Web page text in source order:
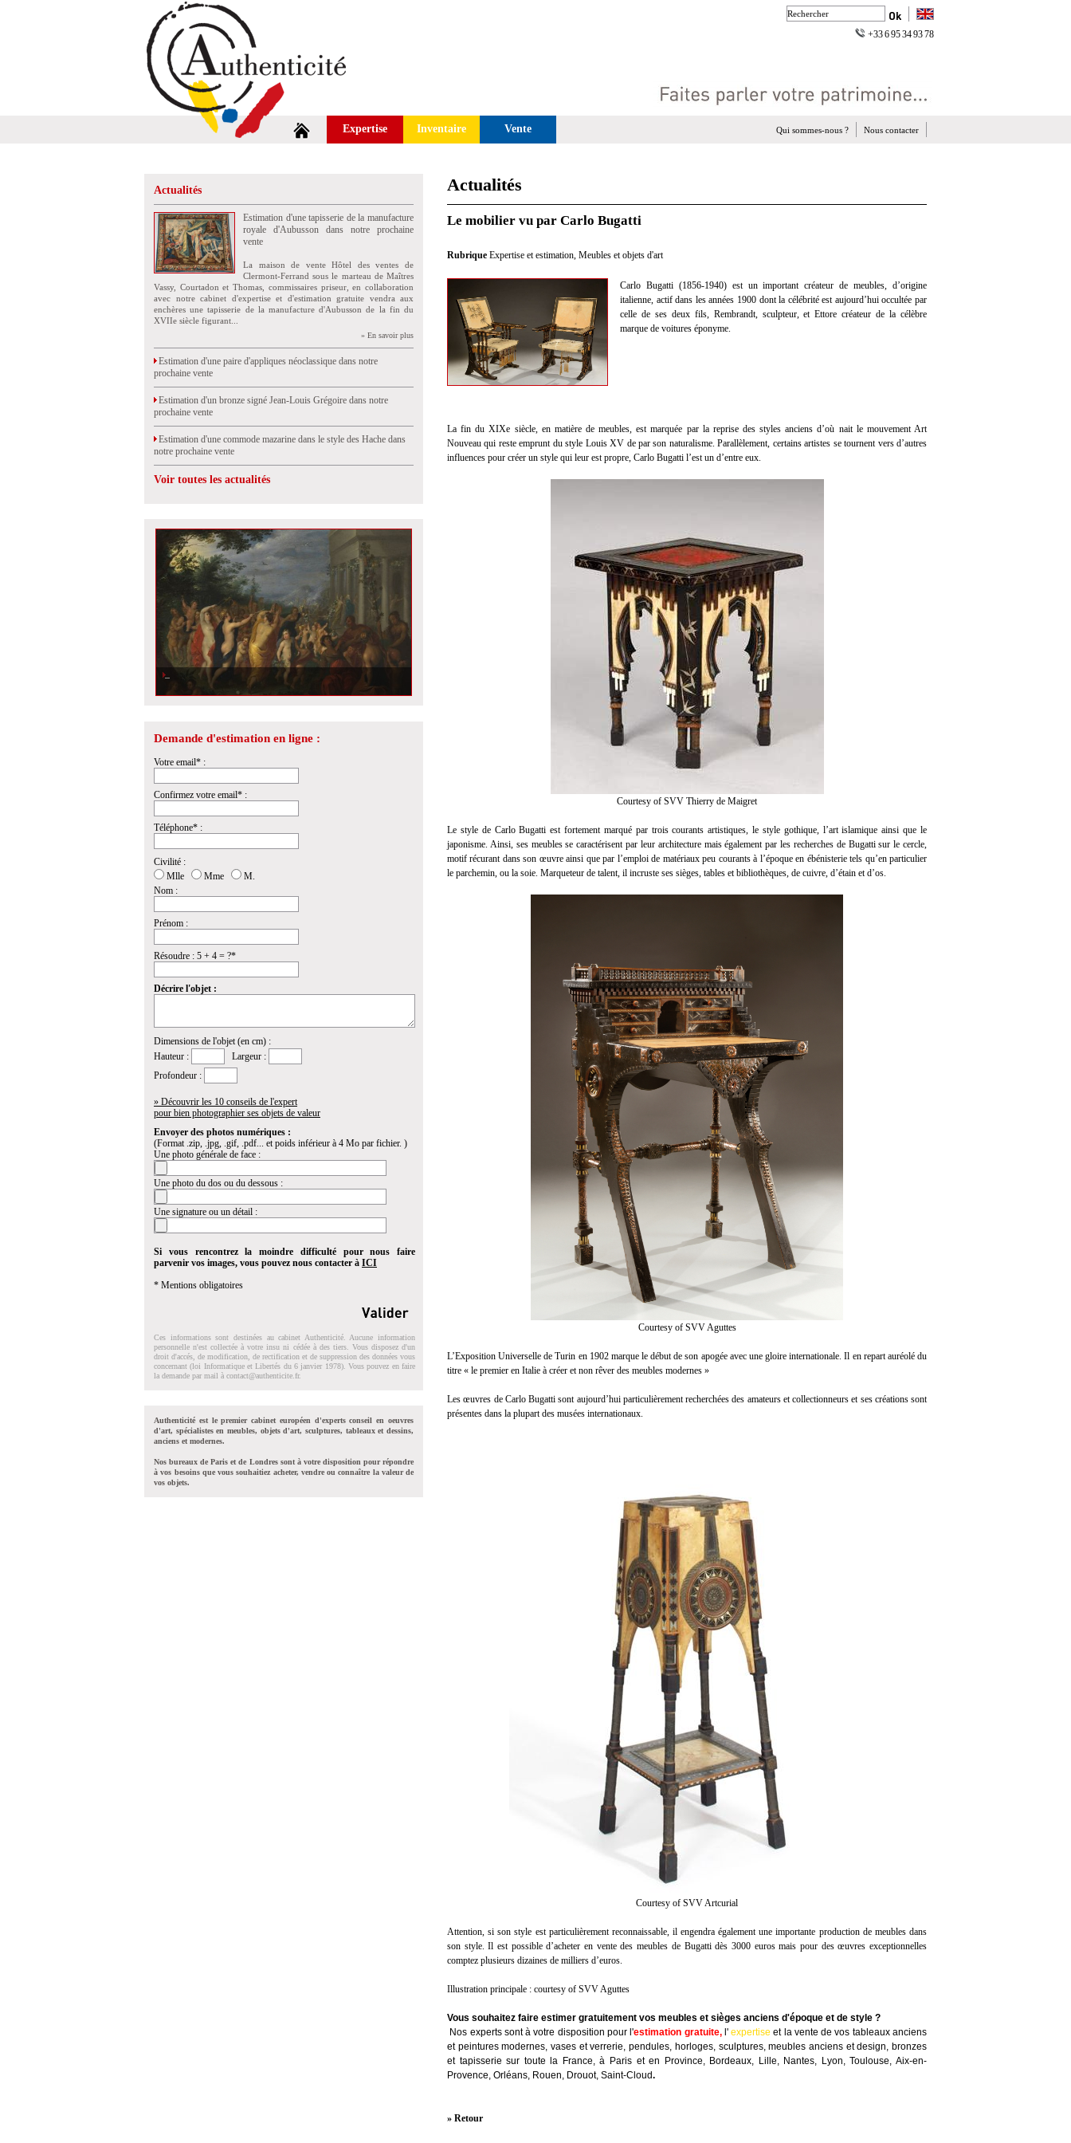
+33 6 95 34 93 78
Expertise Inventaire Vente Nous contacter
Qui sommes-nous ?
Actualités
Estimation d'une tapisserie de la manufacture
royale d'Aubusson dans notre prochaine
vente
La maison de vente Hôtel des ventes de
Clermont-Ferrand sous le marteau de Maîtres
Vassy, Courtadon et Thomas, commissaires priseur, en collaboration
avec notre cabinet d'expertise et d'estimation gratuite vendra aux
enchères une tapisserie de la manufacture d'Aubusson de la fin du
XVIIe siècle figurant...
» En savoir plus
Estimation d'une paire d'appliques néoclassique dans notre
prochaine vente
Estimation d'un bronze signé Jean-Louis Grégoire dans notre
prochaine vente
Estimation d'une commode mazarine dans le style des Hache dans
notre prochaine vente
Voir toutes les actualités
Un tableau de Brueghel en vente
Demande d'estimation en ligne :
Votre email* :
Confirmez votre email* :
Téléphone* :
Civilité :
Mlle
Mme
M.
Nom :
Prénom :
Résoudre : 5 + 4 = ?*
Décrire l'objet :
Dimensions de l'objet (en cm) :
Hauteur :
Largeur :
Profondeur :
» Découvrir les 10 conseils de l'expert
pour bien photographier ses objets de valeur
Envoyer des photos numériques :
(Format .zip, .jpg, .gif, .pdf... et poids inférieur à 4 Mo par fichier. )
Une photo générale de face :
Une photo du dos ou du dessous :
Une signature ou un détail :
Si vous rencontrez la moindre difficulté pour nous faire
parvenir vos images, vous pouvez nous contacter à ICI
* Mentions obligatoires
Ces informations sont destinées au cabinet Authenticité. Aucune information
personnelle n'est collectée à votre insu ni cédée à des tiers. Vous disposez d'un
droit d'accés, de modification, de rectification et de suppression des données vous
concernant (loi Informatique et Libertés du 6 janvier 1978). Vous pouvez en faire
la demande par mail à contact@authenticite.fr.
Authenticité est le premier cabinet européen d'experts conseil en oeuvres
d'art, spécialistes en meubles, objets d'art, sculptures, tableaux et dessins,
anciens et modernes.
Nos bureaux de Paris et de Londres sont à votre disposition pour répondre
à vos besoins que vous souhaitiez acheter, vendre ou connaître la valeur de
vos objets.
Actualités
Le mobilier vu par Carlo Bugatti
Rubrique Expertise et estimation, Meubles et objets d'art
Carlo Bugatti (1856-1940) est un important créateur de meubles, d’origine
italienne, actif dans les années 1900 dont la célébrité est aujourd’hui occultée par
celle de ses deux fils, Rembrandt, sculpteur, et Ettore créateur de la célèbre
marque de voitures éponyme.
La fin du XIXe siècle, en matière de meubles, est marquée par la reprise des styles anciens d’où nait le mouvement Art
Nouveau qui reste emprunt du style Louis XV de par son naturalisme. Parallèlement, certains artistes se tournent vers d’autres
influences pour créer un style qui leur est propre, Carlo Bugatti l’est un d’entre eux.
Courtesy of SVV Thierry de Maigret
Le style de Carlo Bugatti est fortement marqué par trois courants artistiques, le style gothique, l’art islamique ainsi que le
japonisme. Ainsi, ses meubles se caractérisent par leur architecture mais également par les recherches de Bugatti sur le cercle,
motif récurant dans son œuvre ainsi que par l’emploi de matériaux peu courants à l’époque en ébénisterie tels qu’en particulier
le parchemin, ou la soie. Marqueteur de talent, il incruste ses sièges, tables et bibliothèques, de cuivre, d’étain et d’os.
Courtesy of SVV Aguttes
L’Exposition Universelle de Turin en 1902 marque le début de son apogée avec une gloire internationale. Il en repart auréolé du
titre « le premier en Italie à créer et non rêver des meubles modernes »
Les œuvres de Carlo Bugatti sont aujourd’hui particulièrement recherchées des amateurs et collectionneurs et ses créations sont
présentes dans la plupart des musées internationaux.
Courtesy of SVV Artcurial
Attention, si son style est particulièrement reconnaissable, il engendra également une importante production de meubles dans
son style. Il est possible d’acheter en vente des meubles de Bugatti dès 3000 euros mais pour des œuvres exceptionnelles
comptez plusieurs dizaines de milliers d’euros.
Illustration principale : courtesy of SVV Aguttes
Vous souhaitez faire estimer gratuitement vos meubles et sièges anciens d'époque et de style ?
Nos experts sont à votre disposition pour l'estimation gratuite, l'expertise et la vente de vos tableaux anciens
et peintures modernes, vases et verrerie, pendules, horloges, sculptures, meubles anciens et design, bronzes
et tapisserie sur toute la France, à Paris et en Province, Bordeaux, Lille, Nantes, Lyon, Toulouse, Aix-en-
Provence, Orléans, Rouen, Drouot, Saint-Cloud.
» Retour